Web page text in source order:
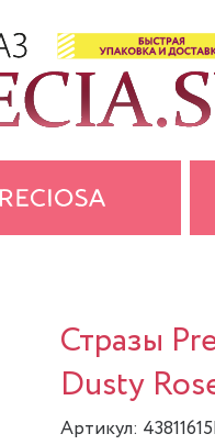
Стразы
Dusty
Артикул: